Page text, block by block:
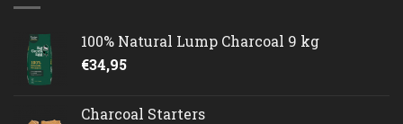
100% Natural Lump Charcoal 9 kg
€34,95
Charcoal Starters